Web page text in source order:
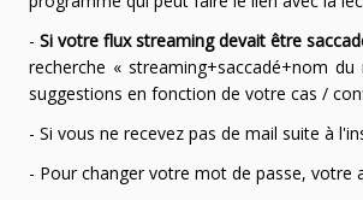
- Si votre flux streaming devait être
recherche « streaming+saccadé+nom
suggestions en fonction de votre cas /
- Si vous ne recevez pas de mail suite à
- Pour changer votre mot de passe,